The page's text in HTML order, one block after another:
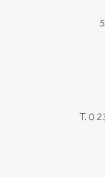
T. 0